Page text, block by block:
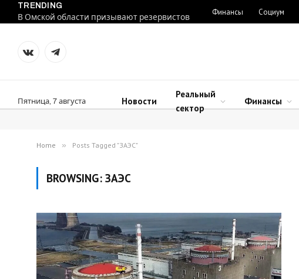
TRENDING
В Омской области призывают резервистов
Финансы Социум
VKontakteTelegram
Пятница, 7 августа Новости
Реальный
сектор
Финансы
Home » Posts Tagged "ЗАЭС"
BROWSING: ЗАЭС